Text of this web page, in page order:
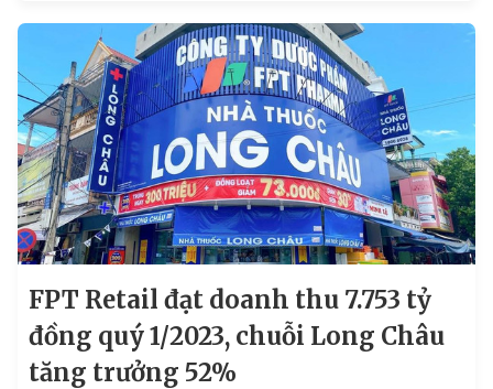
FPT Retail đạt doanh thu 7.753 tỷ
đồng quý 1/2023, chuỗi Long Châu
tăng trưởng 52%